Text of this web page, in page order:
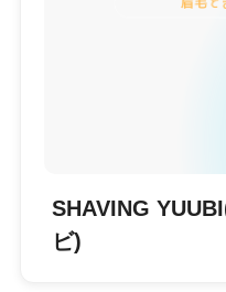
SHAVING
ビ)